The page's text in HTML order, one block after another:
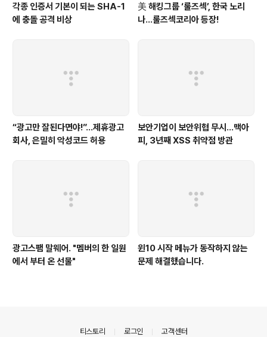
각종 인증서 기본이 되는 SHA-1
에 충돌 공격 비상
美 해킹그룹 ‘룰즈섹’, 한국 노리
나...룰즈섹코리아 등장!
“광고만 잘된다면야!”...제휴광고
회사, 은밀히 악성코드 허용
보안기업이 보안위협 무시...맥아
피, 3년째 XSS 취약점 방관
광고스팸 말웨어. "멤버의 한 일원
에서 부터 온 선물"
윈10 시작 메뉴가 동작하지 않는
문제 해결했습니다.
티스토리 로그인 고객센터